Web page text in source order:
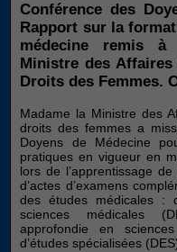
Conférence des
Rapport sur la
médecine remis à
Ministre des
Droits des Femmes.
Madame la Ministre des
droits des femmes a
Doyens de Médecine
pratiques en vigueur en
lors de l’apprentissage
d’actes d’examens
des études médicales :
sciences médicales
approfondie en
d’études spécialisées